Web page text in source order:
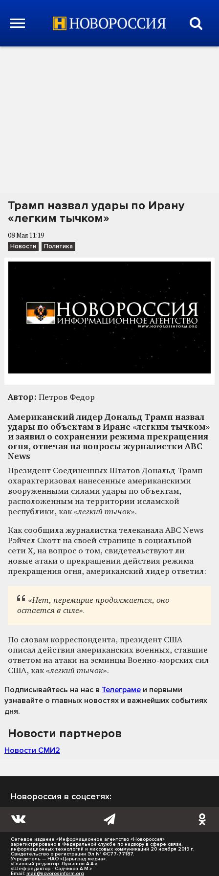
Трамп назвал удары по Ирану
«легким тычком»
08 Мая 11:19
Новости Политика
Автор: Петров Федор
Американский лидер Дональд Трамп назвал
удары по объектам в Иране «легким тычком»
и заявил о сохранении режима прекращения
огня, отвечая на вопросы журналистки ABC
News
Президент Соединенных Штатов Дональд Трамп
охарактеризовал нанесенные американскими
вооруженными силами удары по объектам,
расположенным на территории исламской
республики, как«легкий тычок».
Как сообщила журналистка телеканала ABC News
Рэйчел Скотт на своей странице в социальной
сети X, на вопрос о том, свидетельствуют ли
новые атаки о прекращении действия режима
прекращения огня, американский лидер ответил:
«Нет, перемирие продолжается, оно
остается в силе».
По словам корреспондента, президент США
описал действия американских военных, ставшие
ответом на атаки на эсминцы Военно-морских сил
США, как«легкий тычок».
Подписывайтесь на нас в Телеграме и первыми
узнавайте о главных новостях и важнейших событиях
дня.
Новости партнеров
Новости СМИ2
Новороссия в соцсетях:
Сетевое издание «Информационное агентство «Новороссия»
зарегистрировано в Федеральной службе по надзору в сфере связи,
информационных технологий и массовых коммуникаций 20 ноября 2019 г.
Свидетельство о регистрации Эл № ФС77-77187.
Учредитель — НАО «Царьград медиа».
«Главный редактор- Лукьянов А.А.»
«Шеф-редактор - Садчиков А.М.»
Email: mail@novorosinform.org